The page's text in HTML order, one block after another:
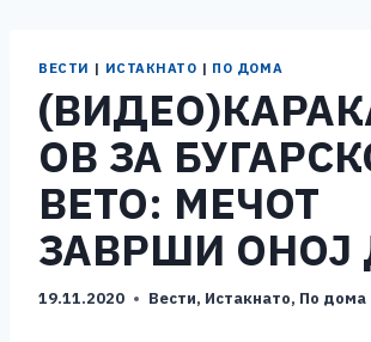
ВЕСТИ | ИСТАКНАТО | ПО ДОМА
ОВ ЗА
ВЕТО: МЕЧОТ
ЗАВРШИ ОНОЈ
19.11.2020 Вести, Истакнато, По дома